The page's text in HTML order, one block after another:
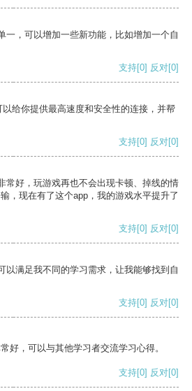
一，可以增加一些新功能，比如增加一个自
支持[0] 反对[0]
给你提供最高速度和安全性的连接，并帮
支持[0] 反对[0]
常好，玩游戏再也不会出现卡顿、掉线的情
，现在有了这个app，我的游戏水平提升了
支持[0] 反对[0]
以满足我不同的学习需求，让我能够找到自
支持[0] 反对[0]
好，可以与其他学习者交流学习心得。
支持[0] 反对[0]